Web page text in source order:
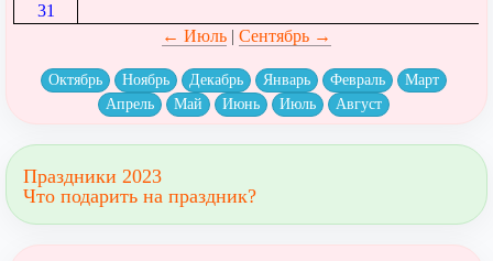
31
← Июль| Сентябрь →
Октябрь Ноябрь Декабрь Январь Февраль
Март
Апрель
Май Июнь Июль Август
Праздники 2023
Что подарить на праздник?